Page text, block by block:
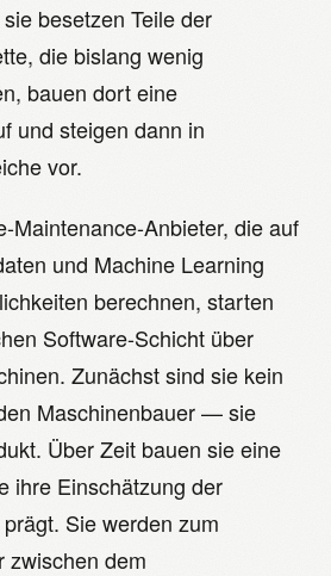
besetzen Teile der
die bislang wenig
bauen dort eine
und steigen dann in
vor.
Maintenance-Anbieter, die auf
und Machine Learning
berechnen, starten
Software-Schicht über
Zunächst sind sie kein
Maschinenbauer — sie
Über Zeit bauen sie eine
ihre Einschätzung der
Sie werden zum
zwischen dem